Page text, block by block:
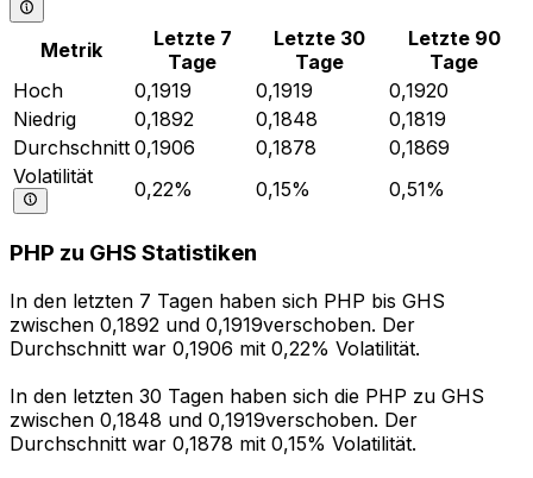
Metrik
Letzte 7
Tage
Letzte 30
Tage
Letzte 90
Tage
Hoch
0,1919 0,1919
0,1920
Niedrig
0,1892 0,1848
0,1819
Durchschnitt 0,1906 0,1878
0,1869
Volatilität
0,22% 0,15% 0,51%
PHP zu GHS Statistiken
In den letzten 7 Tagen haben sich PHP bis GHS
zwischen 0,1892 und 0,1919verschoben. Der
Durchschnitt war 0,1906 mit 0,22% Volatilität.
In den letzten 30 Tagen haben sich die PHP zu GHS
zwischen 0,1848 und 0,1919verschoben. Der
Durchschnitt war 0,1878 mit 0,15% Volatilität.